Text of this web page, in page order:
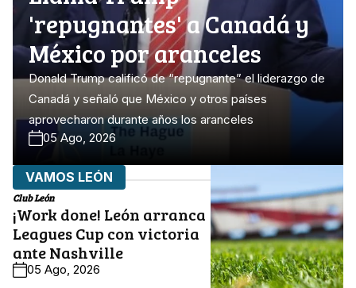
'repugnantes' a Canadá y
México por aranceles
Donald Trump calificó de “repugnante” el liderazgo de
Canadá y señaló que México y otros países
aprovecharon durante años los aranceles
05 Ago, 2026
VAMOS LEÓN
Club León
¡Work done! León arranca
Leagues Cup con victoria
ante Nashville
05 Ago, 2026